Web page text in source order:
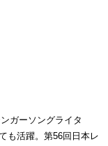
ガーソングライタ
も活躍。第56回日本レ